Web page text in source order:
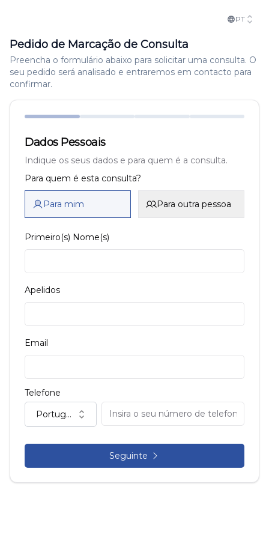
PT
Pedido de Marcação de Consulta
Preencha o formulário abaixo para solicitar uma consulta. O
seu pedido será analisado e entraremos em contacto para
confirmar.
Dados Pessoais
Indique os seus dados e para quem é a consulta.
Para quem é esta consulta?
Para mim Para outra pessoa
Primeiro(s) Nome(s)
Apelidos
Email
Telefone
Portugal (+351)
Seguinte